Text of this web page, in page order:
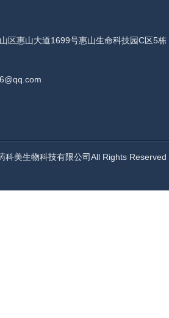
区惠山大道1699号惠山生命科技园C区5栋
科美生物科技有限公司All Rights